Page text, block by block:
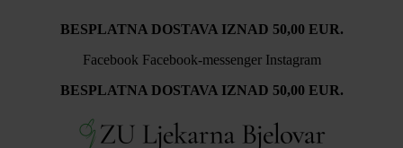
BESPLATNA DOSTAVA IZNAD 50,00 EUR.
Facebook Facebook-messenger Instagram
BESPLATNA DOSTAVA IZNAD 50,00 EUR.